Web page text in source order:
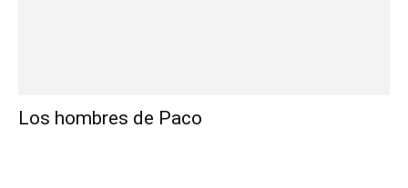
Los hombres de Paco